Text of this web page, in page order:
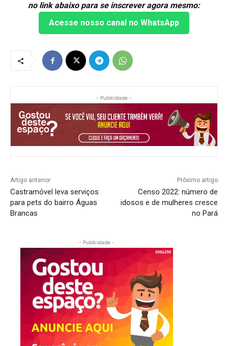
no link abaixo para se inscrever agora mesmo:
Acesse nosso canal no WhatsApp
- Publicidade -
Artigo anterior
Castramóvel leva serviços
para pets do bairro Águas
Brancas
Próximo artigo
Censo 2022: número de
idosos e de mulheres cresce
no Pará
- Publicidade -